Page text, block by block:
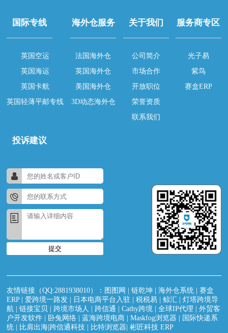
国际专线
英国空运
英国海运
英国卡航
英国轻薄平邮专线
海外仓服务
法国海外仓
英国海外仓
美国海外仓
3D动态海外仓
关于我们
公司简介
市场合作
开放职位
荣誉资质
联系我们
服务商专区
光子易
紫鸟
赛盒ERP
投诉建议
提交
友情链接（QQ:2881938010）： 图图网 |链乾坤 |海外仓系统 |赛盒
ERP|爱跨境一路发 日本电商平台入驻 |税税易 |鲸汇 |灯塔跨境导
航 |链接宝贝 |跨境市场人 |跨信通 |Cathy跨境 |全球IP代理 |外贸客
户开发软件
卧兔网络 |蓝海跨境电商 |Maskfog浏览器
国际快递系
统
比肩出海|跨信通科技 比特浏览器 |彬匠科技 ERP